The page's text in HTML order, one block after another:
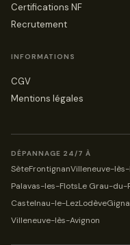
Certifications NF
Recrutement
INFORMATIONS
CGV
Mentions légales
DÉPANNAGE 24/7 À
SèteFrontignanVilleneuve-
Palavas-les-FlotsLe Grau-du-
Castelnau-le-LezLodève
Villeneuve-lès-Avignon